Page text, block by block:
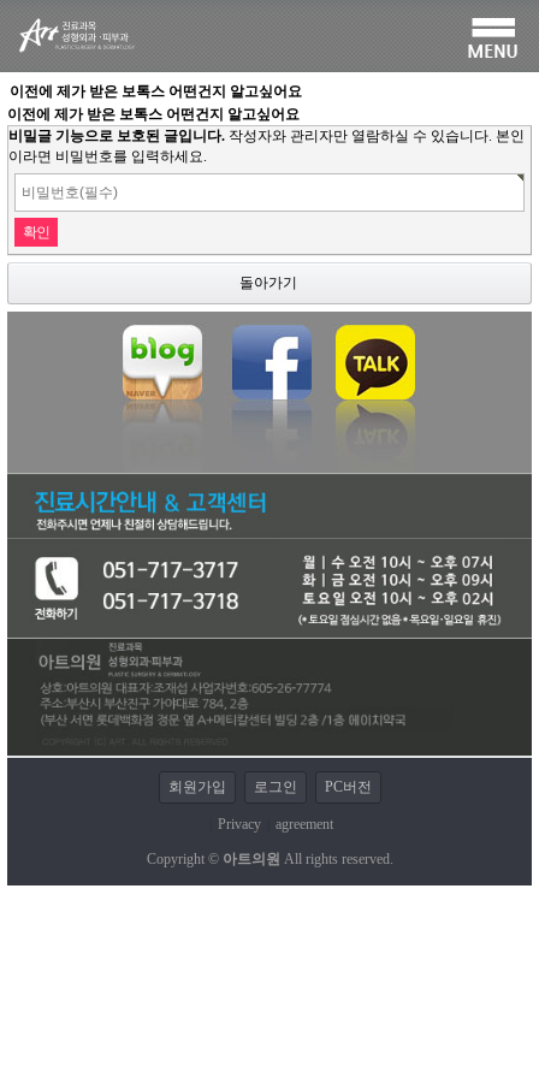
이전에 제가 받은 보톡스 어떤건지 알고싶어요
이전에 제가 받은 보톡스 어떤건지 알고싶어요
비밀글 기능으로 보호된 글입니다. 작성자와 관리자만 열람하실 수 있습니다. 본인
이라면 비밀번호를 입력하세요.
돌아가기
회원가입 로그인 PC버전
Privacy agreement
Copyright © 아트의원 All rights reserved.